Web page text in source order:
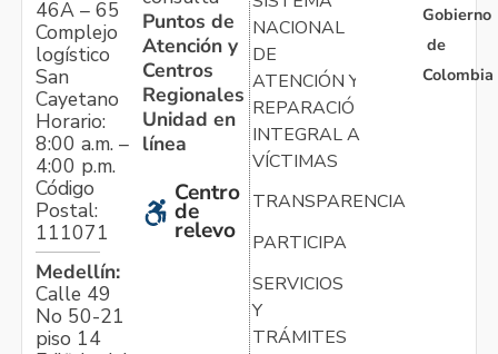
46A – 65
Complejo
logístico
San
Cayetano
Horario:
8:00 a.m. –
4:00 p.m.
Código
Postal:
111071
Medellín:
Calle 49
No 50-21
piso 14
Puntos de
Atención y
Centros
Regionales
Unidad en
línea
Centro
de
relevo
NACIONAL
DE
ATENCIÓN Y
REPARACIÓN
INTEGRAL A
VÍCTIMAS
TRANSPARENCIA
PARTICIPA
SERVICIOS
Y
TRÁMITES
Gobierno
de
Colombia